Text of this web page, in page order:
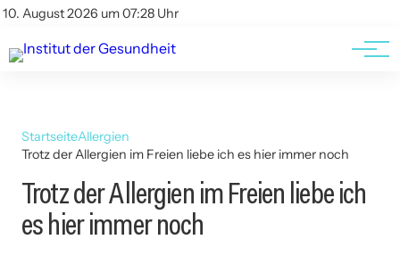
10. August 2026 um 07:28 Uhr
Kontakt
Kontakt
AGBs
StartseiteAllergien
Trotz der Allergien im Freien liebe ich es hier immer noch
Trotz der Allergien im Freien liebe ich
es hier immer noch